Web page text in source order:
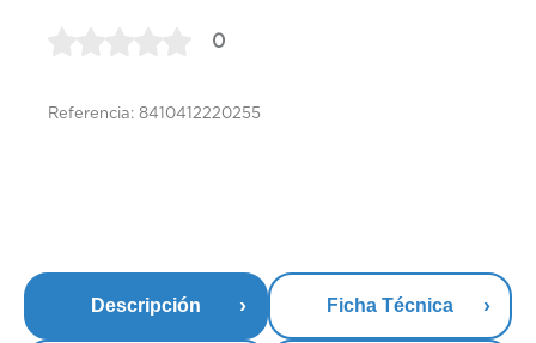
0
Referencia: 8410412220255
Descripción Ficha Técnica